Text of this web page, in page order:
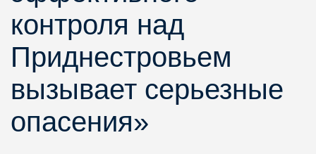
контроля над
Приднестровьем
вызывает серьезные
опасения»